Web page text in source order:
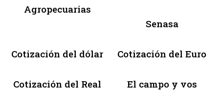
Agropecuarias
Senasa
Cotización del dólar Cotización del Euro
Cotización del Real El campo y vos